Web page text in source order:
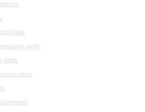
зала
зала
зала
зала